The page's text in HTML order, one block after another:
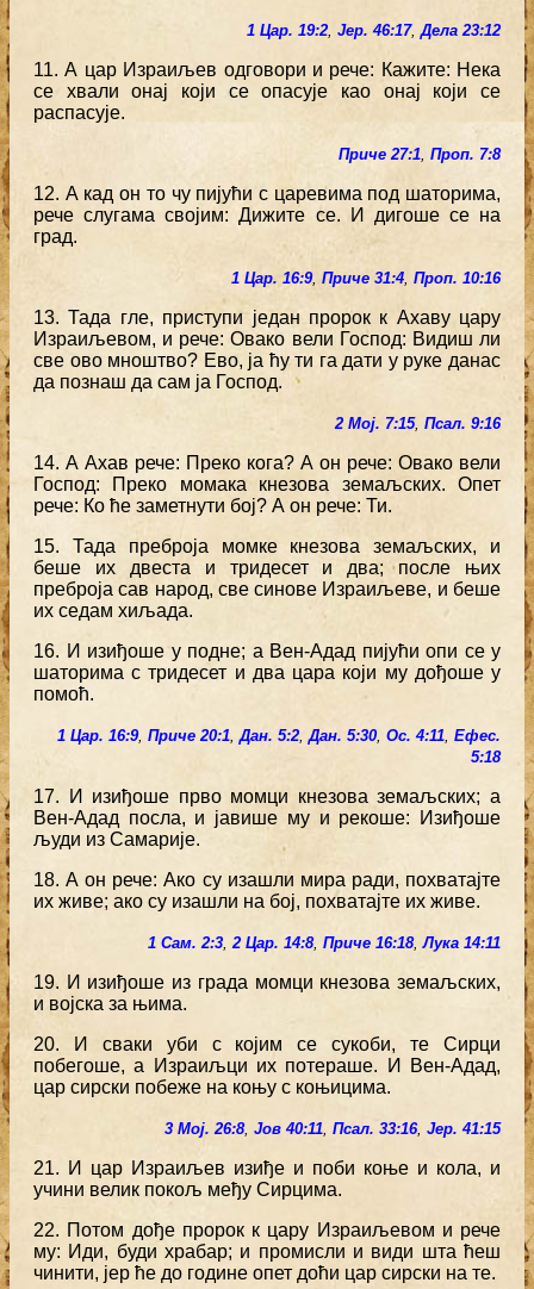
1 Цар. 19:2, Јер. 46:17,Дела 23:12
11. А цар Израиљев одговори и рече: Кажите: Нека
се хвали онај који се опасује као онај који се
распасује.
Приче 27:1, Проп. 7:8
12. А кад он то чу пијући с царевима под шаторима,
рече слугама својим: Дижите се. И дигоше се на
град.
1 Цар. 16:9, Приче 31:4, Проп. 10:16
13. Тада гле, приступи један пророк к Ахаву цару
Израиљевом, и рече: Овако вели Господ: Видиш ли
све ово мноштво? Ево, ја ћу ти га дати у руке данас
да познаш да сам ја Господ.
2 Мој. 7:15, Псал. 9:16
14. А Ахав рече: Преко кога? А он рече: Овако вели
Господ: Преко момака кнезова земаљских. Опет
рече: Ко ће заметнути бој? А он рече: Ти.
15. Тада преброја момке кнезова земаљских, и
беше их двеста и тридесет и два; после њих
преброја сав народ, све синове Израиљеве, и беше
их седам хиљада.
16. И изиђоше у подне; а Вен-Адад пијући опи се у
шаторима с тридесет и два цара који му дођоше у
помоћ.
1 Цар. 16:9, Приче 20:1,Дан. 5:2,Дан. 5:30, Ос. 4:11, Ефес.
5:18
17. И изиђоше прво момци кнезова земаљских; а
Вен-Адад посла, и јавише му и рекоше: Изиђоше
људи из Самарије.
18. А он рече: Ако су изашли мира ради, похватајте
их живе; ако су изашли на бој, похватајте их живе.
1 Сам. 2:3,2 Цар. 14:8, Приче 16:18,Лука 14:11
19. И изиђоше из града момци кнезова земаљских,
и војска за њима.
20. И сваки уби с којим се сукоби, те Сирци
побегоше, а Израиљци их потераше. И Вен-Адад,
цар сирски побеже на коњу с коњицима.
3 Мој. 26:8, Јов 40:11, Псал. 33:16, Јер. 41:15
21. И цар Израиљев изиђе и поби коње и кола, и
учини велик покољ међу Сирцима.
22. Потом дође пророк к цару Израиљевом и рече
му: Иди, буди храбар; и промисли и види шта ћеш
чинити, јер ће до године опет доћи цар сирски на те.